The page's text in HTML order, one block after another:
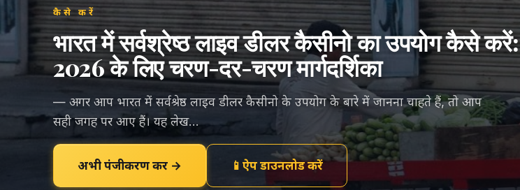
कैसे करें
भारत में सर्वश्रेष्ठ लाइव डीलर कैसीनो का उपयोग कैसे करें:
2026 के लिए चरण-दर-चरण मार्गदर्शिका
— अगर आप भारत में सर्वश्रेष्ठ लाइव डीलर कैसीनो के उपयोग के बारे में जानना चाहते हैं, तो आप
सही जगह पर आए हैं। यह लेख...
अभी पंजीकरण करें → 📱 ऐप डाउनलोड करें